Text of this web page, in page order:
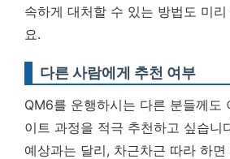
속하게 대처할 수 있는 방법도 미
요.
다른 사람에게 추천 여부
QM6를 운행하시는 다른 분들께도
이트 과정을 적극 추천하고 싶습니
예상과는 달리, 차근차근 따라 하